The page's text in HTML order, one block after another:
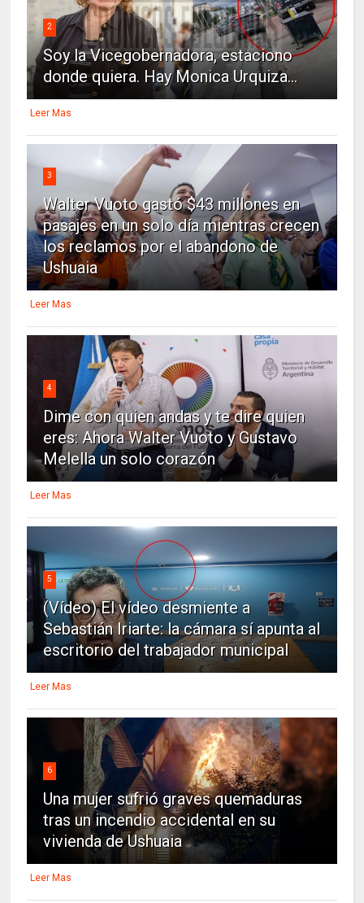
2
Soy la Vicegobernadora, estaciono
donde quiera. Hay Monica Urquiza...
Leer Mas
3
Walter Vuoto gastó $43 millones en
pasajes en un solo día mientras crecen
los reclamos por el abandono de
Ushuaia
Leer Mas
4
Dime con quien andas y te dire quien
eres: Ahora Walter Vuoto y Gustavo
Melella un solo corazón
Leer Mas
5
(Vídeo) El vídeo desmiente a
Sebastián Iriarte: la cámara sí apunta al
escritorio del trabajador municipal
Leer Mas
6
Una mujer sufrió graves quemaduras
tras un incendio accidental en su
vivienda de Ushuaia
Leer Mas